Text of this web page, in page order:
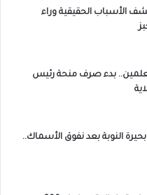
الأسباب الحقيقية وراء
بدء صرف منحة رئيس
النوبة بعد نفوق الأسماك..